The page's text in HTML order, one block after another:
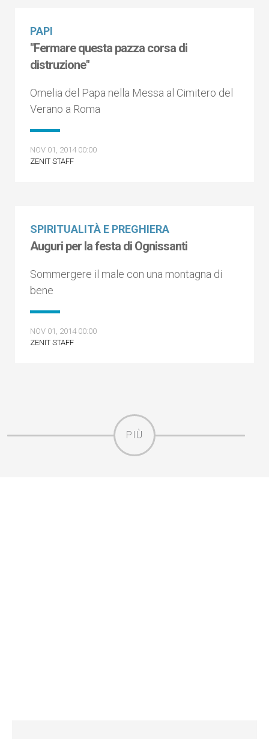
PAPI
"Fermare questa pazza corsa di
distruzione"
Omelia del Papa nella Messa al Cimitero del
Verano a Roma
NOV 01, 2014 00:00
ZENIT STAFF
SPIRITUALITÀ E PREGHIERA
Auguri per la festa di Ognissanti
Sommergere il male con una montagna di
bene
NOV 01, 2014 00:00
ZENIT STAFF
PIÙ